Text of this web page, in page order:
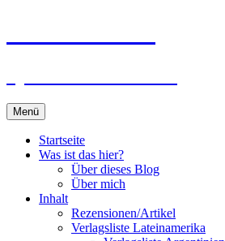
Menü
Startseite
Was ist das hier?
Über dieses Blog
Über mich
Inhalt
Rezensionen/Artikel
Verlagsliste Lateinamerika